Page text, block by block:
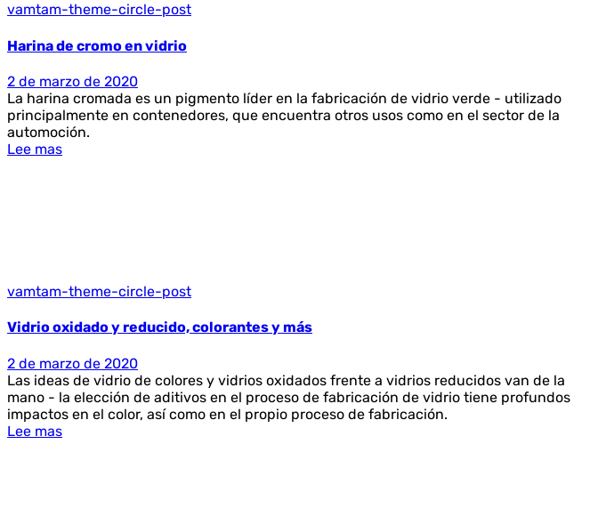
vamtam-theme-circle-post
Harina de cromo en vidrio
2 de marzo de 2020
La harina cromada es un pigmento líder en la fabricación de vidrio verde - utilizado
principalmente en contenedores, que encuentra otros usos como en el sector de la
automoción.
Lee mas
vamtam-theme-circle-post
Vidrio oxidado y reducido, colorantes y más
2 de marzo de 2020
Las ideas de vidrio de colores y vidrios oxidados frente a vidrios reducidos van de la
mano - la elección de aditivos en el proceso de fabricación de vidrio tiene profundos
impactos en el color, así como en el propio proceso de fabricación.
Lee mas